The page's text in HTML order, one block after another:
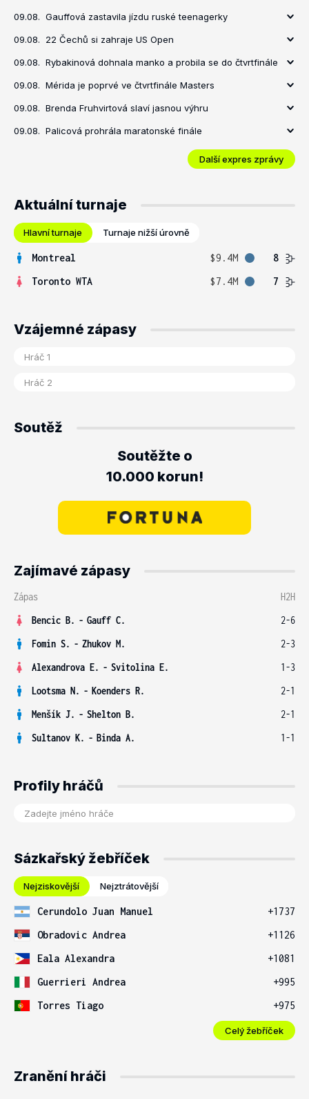
09.08. Gauffová zastavila jízdu ruské teenagerky
09.08. 22 Čechů si zahraje US Open
09.08. Rybakinová dohnala manko a probila se do čtvrtfinále
09.08. Mérida je poprvé ve čtvrtfinále Masters
09.08. Brenda Fruhvirtová slaví jasnou výhru
09.08. Palicová prohrála maratonské finále
Další expres zprávy
Aktuální turnaje
Hlavní turnaje Turnaje nižší úrovně
Montreal $9.4M
8
Toronto WTA
$7.4M 7
Vzájemné zápasy
Soutěž
Soutěžte o
10.000 korun!
Zajímavé zápasy
Zápas
H2H
Bencic B. - Gauff C.
2-6
Fomin S. - Zhukov M.
2-3
Alexandrova E. - Svitolina E.
1-3
Lootsma N. - Koenders R.
2-1
Menšík J. - Shelton B.
2-1
Sultanov K. - Binda A. 1-1
Profily hráčů
Sázkařský žebříček
Nejziskovější Nejztrátovější
Cerundolo Juan Manuel
+1737
Obradovic Andrea
+1126
Eala Alexandra
+1081
Guerrieri Andrea
+995
Torres Tiago
+975
Celý žebříček
Zranění hráči